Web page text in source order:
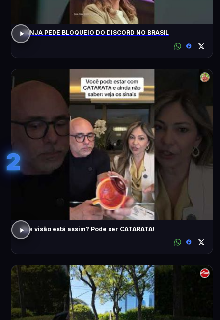
JANJA PEDE BLOQUEIO DO DISCORD NO BRASIL
2
Sua visão está assim? Pode ser CATARATA!